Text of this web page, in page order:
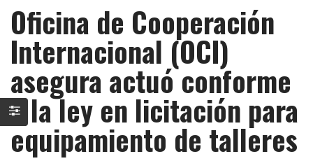
Oficina de Cooperación
Internacional (OCI)
asegura actuó conforme
a la ley en licitación para
equipamiento de talleres